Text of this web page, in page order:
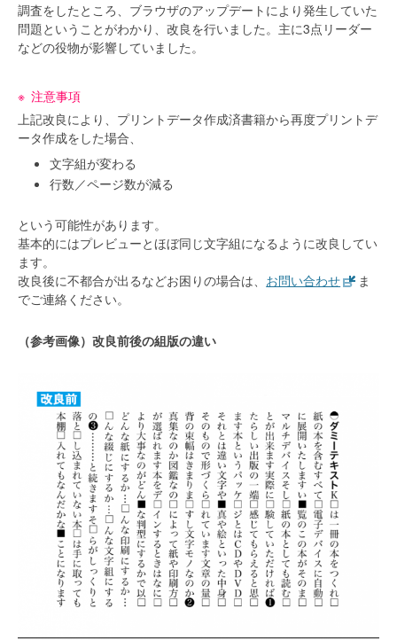
調査をしたところ、ブラウザのアップデートにより発生していた
問題ということがわかり、改良を行いました。主に3点リーダー
などの役物が影響していました。
注意事項
上記改良により、プリントデータ作成済書籍から再度プリントデ
ータ作成をした場合、
文字組が変わる
行数／ページ数が減る
という可能性があります。
基本的にはプレビューとほぼ同じ文字組になるように改良してい
ます。
改良後に不都合が出るなどお困りの場合は、 お問い合わせ
ま
でご連絡ください。
（参考画像）改良前後の組版の違い